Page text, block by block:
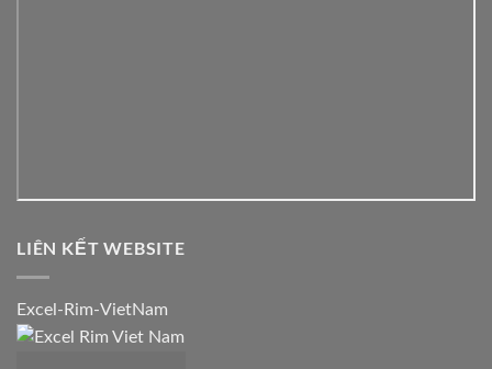
LIÊN KẾT WEBSITE
Excel-Rim-VietNam